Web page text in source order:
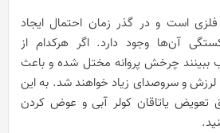
است و در گذر زمان احتمال ایجاد
آن‌ها وجود دارد. اگر هرکدام از
ببینند چرخش پروانه مختل شده و باعث
لرزش و سروصدای زیاد خواهند شد. به این
تعویض یاتاقان کولر آبی و عوض کردن